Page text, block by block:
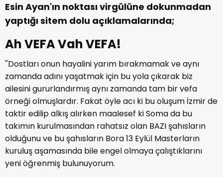
Esin Ayan'ın noktası virgülüne dokunmadan
yaptığı sitem dolu açıklamalarında;
Ah VEFA Vah VEFA!
''Dostları onun hayalini yarım bırakmamak ve aynı
zamanda adını yaşatmak için bu yola çıkarak biz
ailesini gururlandırmış aynı zamanda tam bir vefa
örneği olmuşlardır. Fakat öyle acı ki bu oluşum İzmir de
taktir edilip alkış alırken maalesef ki Soma da bu
takımın kurulmasından rahatsız olan BAZI şahısların
olduğunu ve bu şahısların Bora 13 Eylül Masterların
kuruluş aşamasında bile engel olmaya çalıştıklarını
yeni öğrenmiş bulunuyorum.